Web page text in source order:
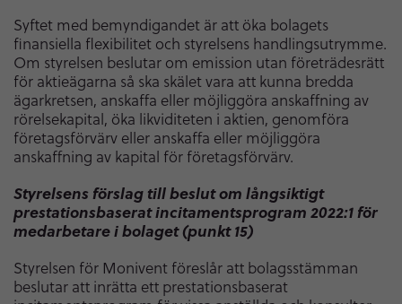
Syftet med bemyndigandet är att öka bolagets
finansiella flexibilitet och styrelsens handlingsutrymme.
Om styrelsen beslutar om emission utan företrädesrätt
för aktieägarna så ska skälet vara att kunna bredda
ägarkretsen, anskaffa eller möjliggöra anskaffning av
rörelsekapital, öka likviditeten i aktien, genomföra
företagsförvärv eller anskaffa eller möjliggöra
anskaffning av kapital för företagsförvärv.
Styrelsens förslag till beslut om långsiktigt
prestationsbaserat incitamentsprogram 2022:1 för
medarbetare i bolaget (punkt 15)
Styrelsen för Monivent föreslår att bolagsstämman
beslutar att inrätta ett prestationsbaserat